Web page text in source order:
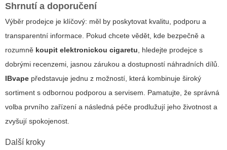
Shrnutí a doporučení
Výběr prodejce je klíčový: měl by poskytovat kvalitu, podporu a
transparentní informace. Pokud chcete vědět, kde bezpečně a
rozumně koupit elektronickou cigaretu , hledejte prodejce s
dobrými recenzemi, jasnou zárukou a dostupností náhradních dílů.
IBvape představuje jednu z možností, která kombinuje široký
sortiment s odbornou podporou a servisem. Pamatujte, že správná
volba prvního zařízení a následná péče prodlužují jeho životnost a
zvyšují spokojenost.
Další kroky